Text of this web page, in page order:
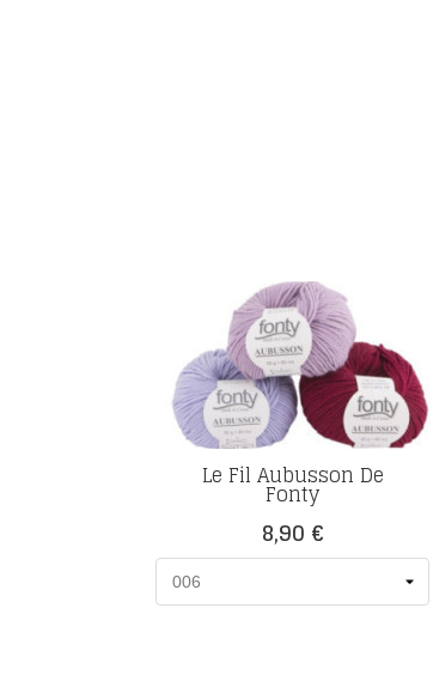
Le Fil Aubusson De
Fonty
Prix
8,90 €